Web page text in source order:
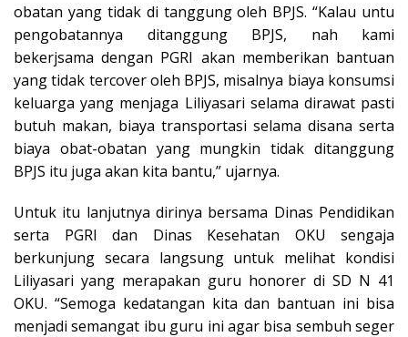
obatan yang tidak di tanggung oleh BPJS. “Kalau untu
pengobatannya ditanggung BPJS, nah kami
bekerjsama dengan PGRI akan memberikan bantuan
yang tidak tercover oleh BPJS, misalnya biaya konsumsi
keluarga yang menjaga Liliyasari selama dirawat pasti
butuh makan, biaya transportasi selama disana serta
biaya obat-obatan yang mungkin tidak ditanggung
BPJS itu juga akan kita bantu,” ujarnya.
Untuk itu lanjutnya dirinya bersama Dinas Pendidikan
serta PGRI dan Dinas Kesehatan OKU sengaja
berkunjung secara langsung untuk melihat kondisi
Liliyasari yang merapakan guru honorer di SD N 41
OKU. “Semoga kedatangan kita dan bantuan ini bisa
menjadi semangat ibu guru ini agar bisa sembuh seger